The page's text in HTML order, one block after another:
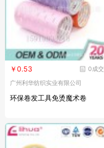
0成交
￥0.53
广州利华纺织实业有限公司
环保卷发工具免烫魔术卷